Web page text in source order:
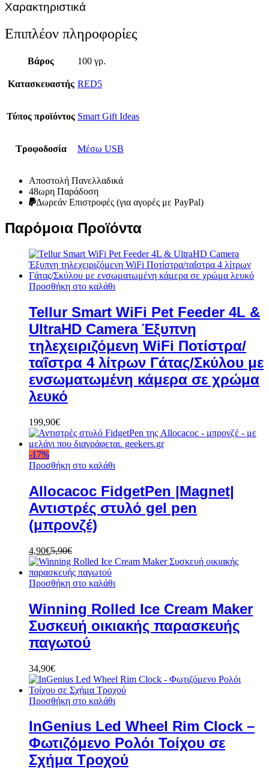
Χαρακτηριστικά
Επιπλέον πληροφορίες
Βάρος 100 γρ.
Κατασκευαστής RED5
Τύπος προϊόντος Smart Gift Ideas
Τροφοδοσία Μέσω USB
Αποστολή Πανελλαδικά
48ωρη Παράδοση
Δωρεάν Eπιστροφές (για αγορές με PayPal)
Παρόμοια Προϊόντα
Προσθήκη στο καλάθι
Tellur Smart WiFi Pet Feeder 4L &
UltraHD Camera Έξυπνη
τηλεχειριζόμενη WiFi Ποτίστρα/
ταΐστρα 4 λίτρων Γάτας/Σκύλου με
ενσωματωμένη κάμερα σε χρώμα
λευκό
199,90€
-17%
Προσθήκη στο καλάθι
Allocacoc FidgetPen |Magnet|
Αντιστρές στυλό gel pen
(μπρονζέ)
4,90€5,90€
Προσθήκη στο καλάθι
Winning Rolled Ice Cream Maker
Συσκευή οικιακής παρασκευής
παγωτού
34,90€
Προσθήκη στο καλάθι
InGenius Led Wheel Rim Clock –
Φωτιζόμενο Ρολόι Τοίχου σε
Σχήμα Τροχού